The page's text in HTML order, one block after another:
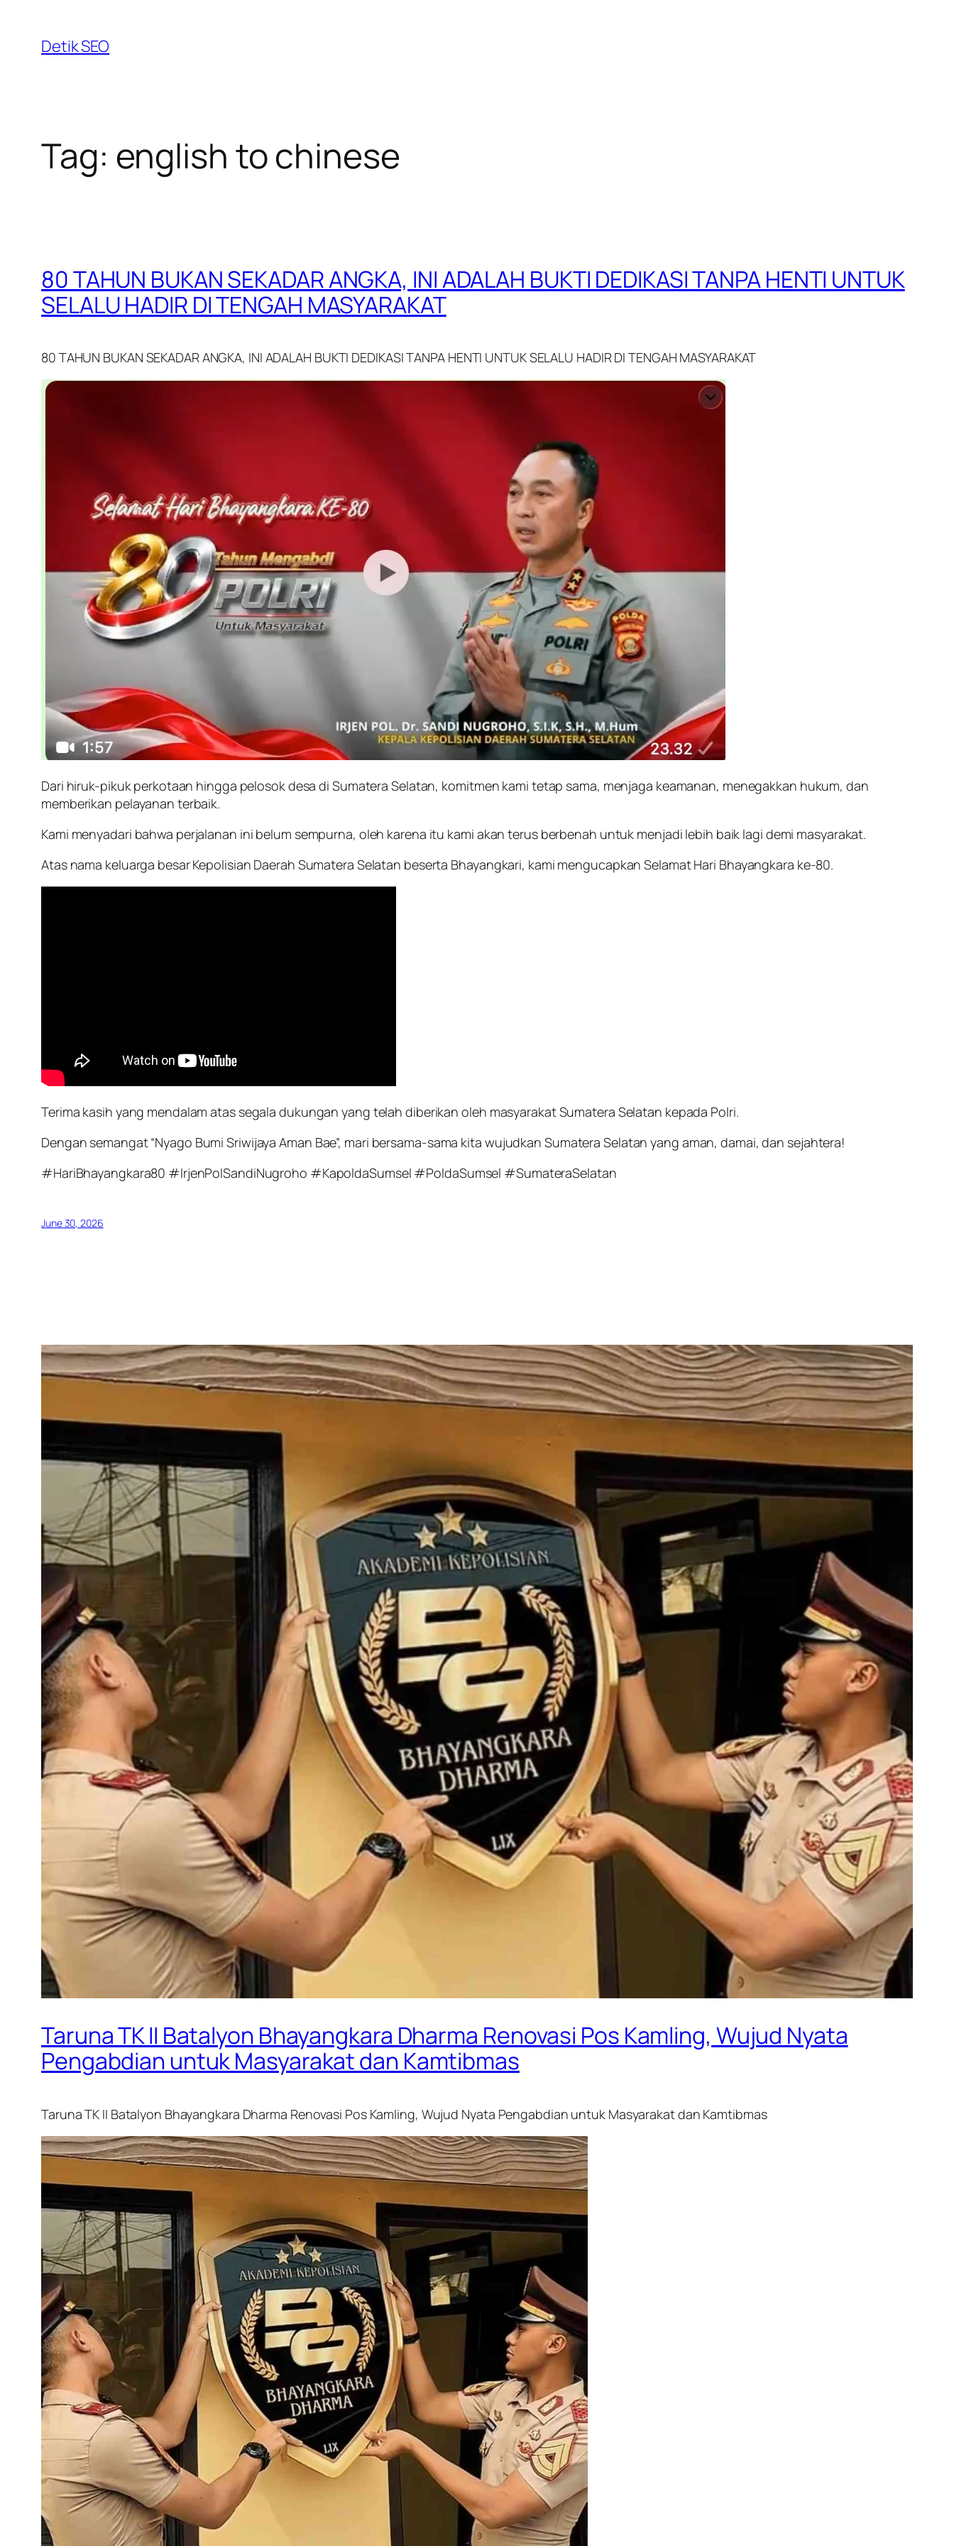
content
Detik SEO
Tag: english to chinese
80 TAHUN BUKAN SEKADAR ANGKA, INI ADALAH BUKTI DEDIKASI TANPA HENTI UNTUK
SELALU HADIR DI TENGAH MASYARAKAT
80 TAHUN BUKAN SEKADAR ANGKA, INI ADALAH BUKTI DEDIKASI TANPA HENTI UNTUK SELALU HADIR DI TENGAH MASYARAKAT
Dari hiruk-pikuk perkotaan hingga pelosok desa di Sumatera Selatan, komitmen kami tetap sama, menjaga keamanan, menegakkan hukum, dan
memberikan pelayanan terbaik.
Kami menyadari bahwa perjalanan ini belum sempurna, oleh karena itu kami akan terus berbenah untuk menjadi lebih baik lagi demi masyarakat.
Atas nama keluarga besar Kepolisian Daerah Sumatera Selatan beserta Bhayangkari, kami mengucapkan Selamat Hari Bhayangkara ke-80.
Terima kasih yang mendalam atas segala dukungan yang telah diberikan oleh masyarakat Sumatera Selatan kepada Polri.
Dengan semangat “Nyago Bumi Sriwijaya Aman Bae”, mari bersama-sama kita wujudkan Sumatera Selatan yang aman, damai, dan sejahtera!
#HariBhayangkara80 #IrjenPolSandiNugroho #KapoldaSumsel #PoldaSumsel #SumateraSelatan
June 30, 2026
Taruna TK II Batalyon Bhayangkara Dharma Renovasi Pos Kamling, Wujud Nyata
Pengabdian untuk Masyarakat dan Kamtibmas
Taruna TK II Batalyon Bhayangkara Dharma Renovasi Pos Kamling, Wujud Nyata Pengabdian untuk Masyarakat dan Kamtibmas